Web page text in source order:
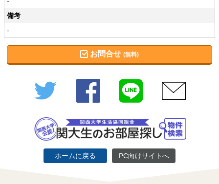
備考
-
お問合せ (無料)
Twitter Facebook
ホームに戻る PC向けサイトへ